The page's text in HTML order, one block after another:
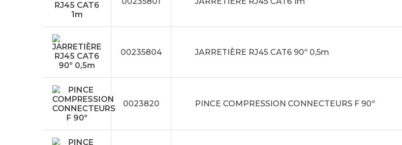
00235804 JARRETIÈRE RJ45 CAT6 90º 0,5m
0023820 PINCE COMPRESSION CONNECTEURS F 90º